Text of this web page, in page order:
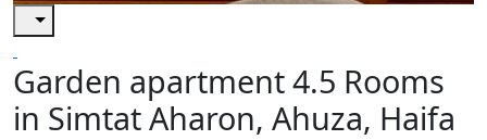
Garden apartment 4.5 Rooms
in Simtat Aharon, Ahuza, Haifa